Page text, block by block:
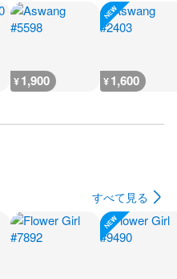
¥1,900 ¥1,600
すべて見る